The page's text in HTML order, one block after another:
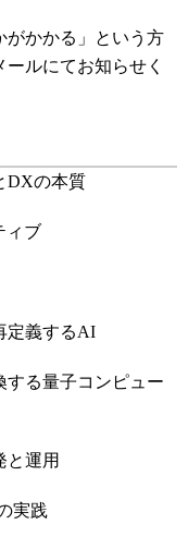
かかる」という方
ルにてお知らせく
DXの本質
ィブ
定義するAI
する量子コンピュー
と運用
実践